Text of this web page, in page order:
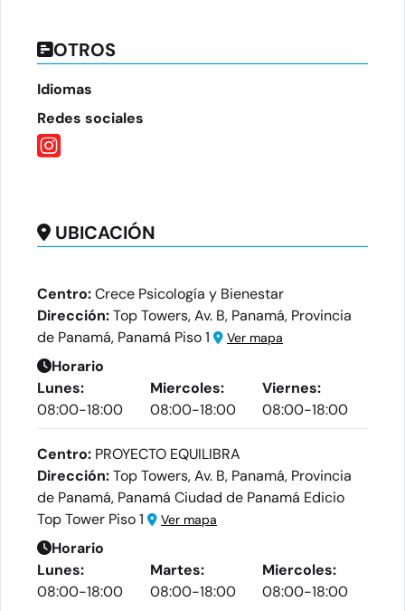
OTROS
Idiomas
Redes sociales
UBICACIÓN
Centro:Crece Psicología y Bienestar
Dirección:Top Towers, Av. B, Panamá, Provincia
de Panamá, Panamá Piso 1
Ver mapa
Horario
Lunes:
08:00-18:00
Miercoles:
08:00-18:00
Viernes:
08:00-18:00
Centro: PROYECTO EQUILIBRA
Dirección:Top Towers, Av. B, Panamá, Provincia
de Panamá, Panamá Ciudad de Panamá Edicio
Top Tower Piso 1
Ver mapa
Horario
Lunes:
08:00-18:00
Martes:
08:00-18:00
Miercoles:
08:00-18:00